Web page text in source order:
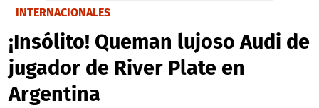
INTERNACIONALES
¡Insólito! Queman lujoso Audi de
jugador de River Plate en
Argentina